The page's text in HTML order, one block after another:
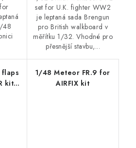
48
set for U.K. fighter WW2
je leptaná sada Brengun
pro British walkboard v
měřítku 1/32. Vhodné pro
přesnější stavbu,...
kit
1/48 Meteor FR.9 for
AIRFIX kit